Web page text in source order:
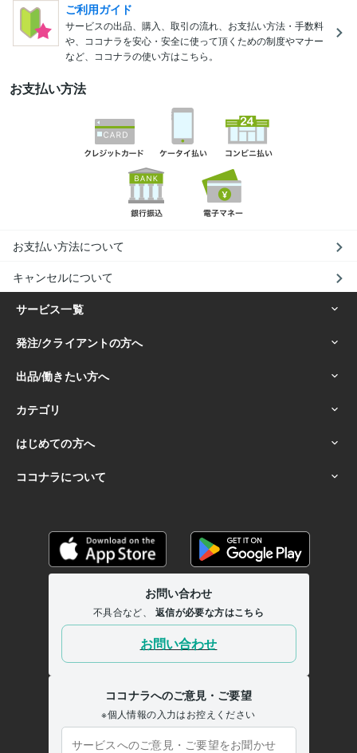
ご利用ガイド
サービスの出品、購入、取引の流れ、お支払い方法・手数料
や、ココナラを安心・安全に使って頂くための制度やマナー
など、ココナラの使い方はこちら。
お支払い方法
お支払い方法について
キャンセルについて